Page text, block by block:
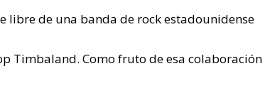
libre de una banda de rock estadounidense
Timbaland. Como fruto de esa colaboración